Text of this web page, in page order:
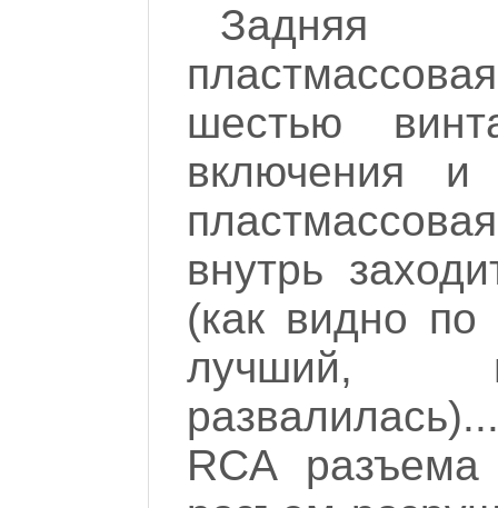
Задняя
шестью
включения
внутрь
(как видно
лучший,
RCA